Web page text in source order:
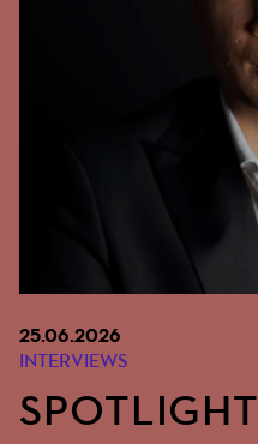
25.06.2026
INTERVIEWS
SPOTLIGHT